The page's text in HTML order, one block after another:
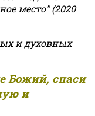
место" (2020
и духовных
Божий, спаси
и